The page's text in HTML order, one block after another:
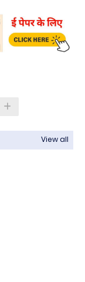
View all